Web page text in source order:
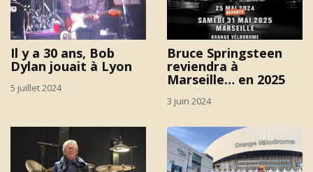
Il y a 30 ans, Bob
Dylan jouait à Lyon
5 juillet 2024
Bruce Springsteen
reviendra à
Marseille… en 2025
3 juin 2024